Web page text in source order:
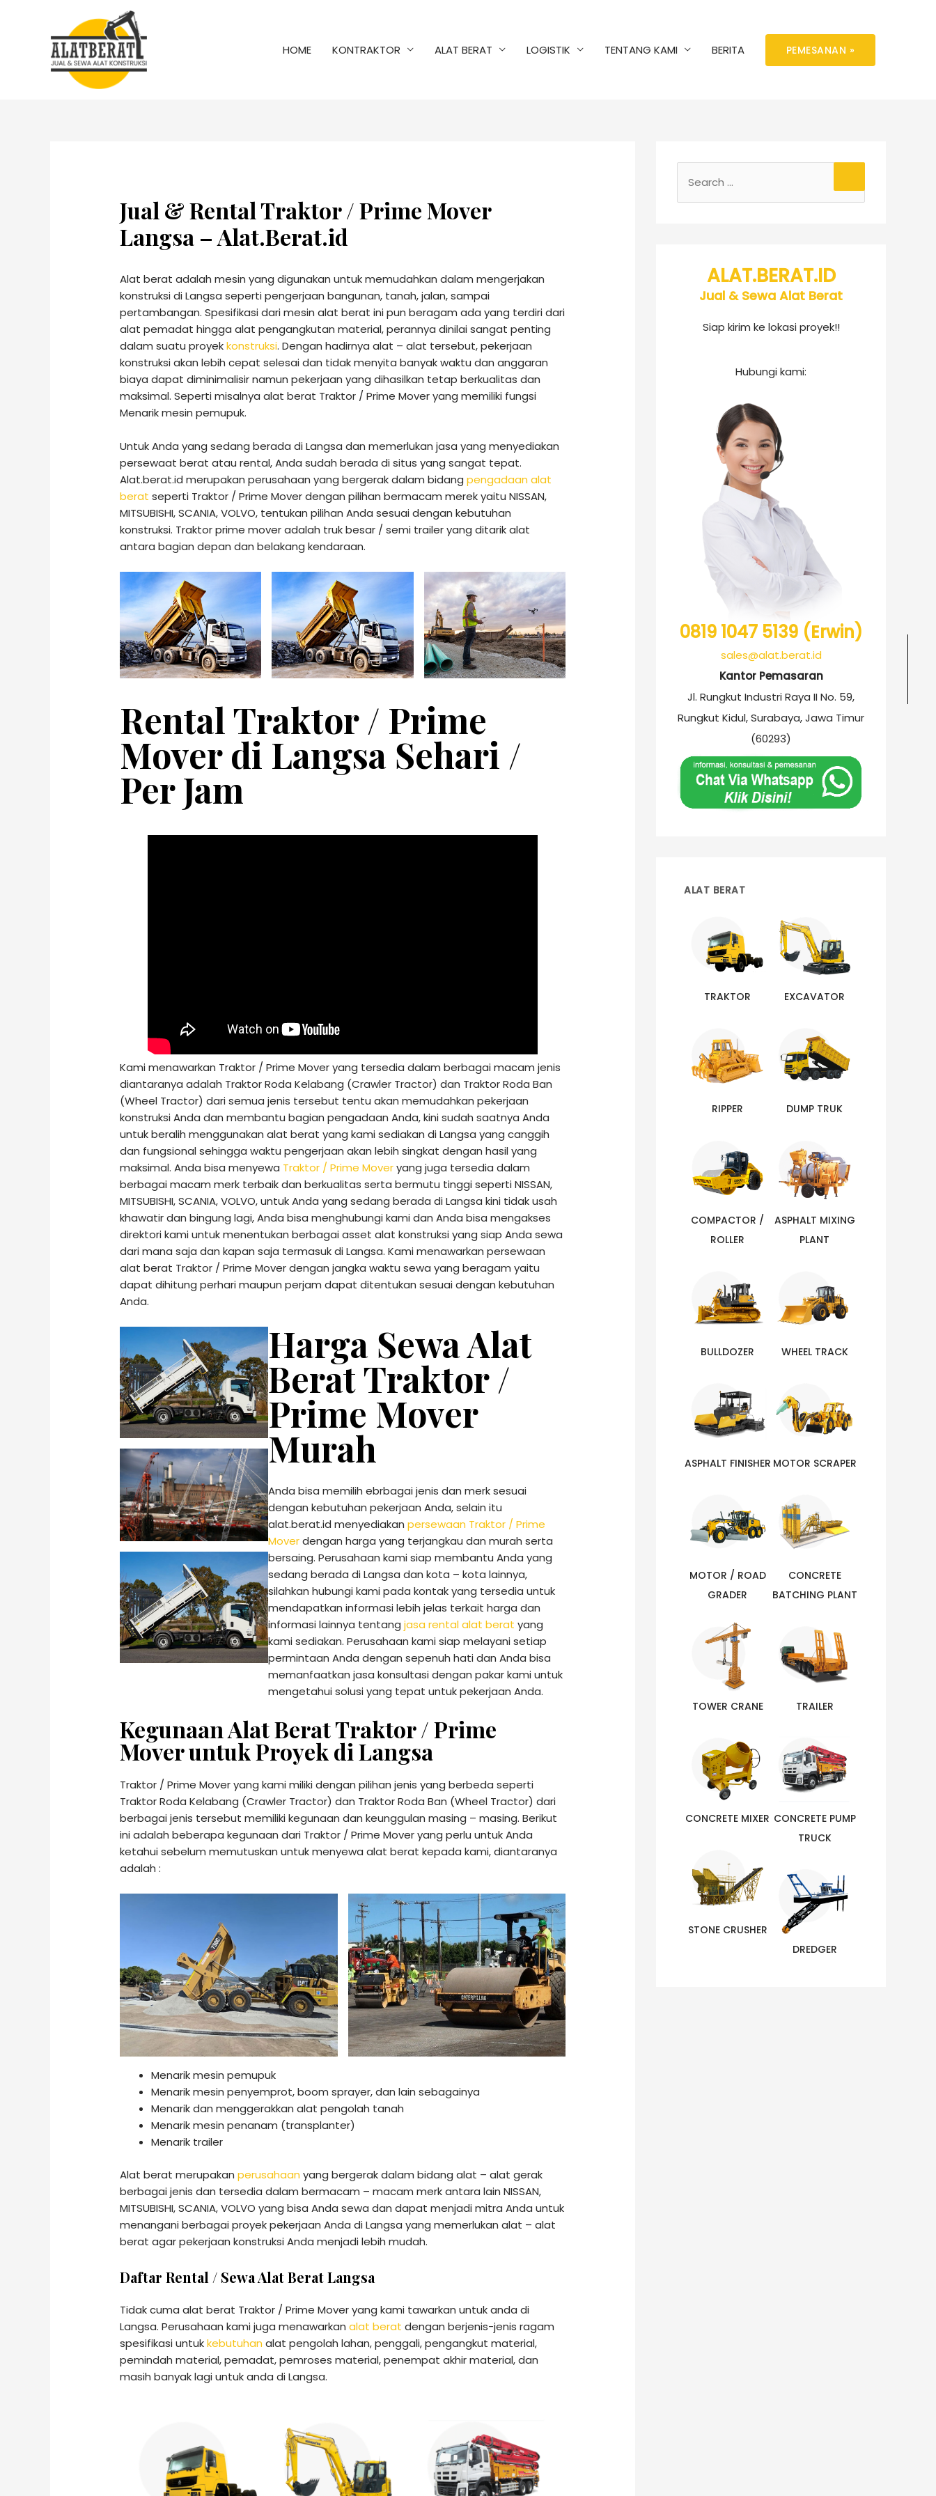
HOME KONTRAKTOR ALAT BERAT LOGISTIK TENTANG KAMI BERITA PEMESANAN »
Jual & Rental Traktor / Prime Mover
Langsa – Alat.Berat.id
Alat berat adalah mesin yang digunakan untuk memudahkan dalam mengerjakan
konstruksi di Langsa seperti pengerjaan bangunan, tanah, jalan, sampai
pertambangan. Spesifikasi dari mesin alat berat ini pun beragam ada yang terdiri dari
alat pemadat hingga alat pengangkutan material, perannya dinilai sangat penting
dalam suatu proyekkonstruksi. Dengan hadirnya alat – alat tersebut, pekerjaan
konstruksi akan lebih cepat selesai dan tidak menyita banyak waktu dan anggaran
biaya dapat diminimalisir namun pekerjaan yang dihasilkan tetap berkualitas dan
maksimal. Seperti misalnya alat berat Traktor / Prime Mover yang memiliki fungsi
Menarik mesin pemupuk.
Untuk Anda yang sedang berada di Langsa dan memerlukan jasa yang menyediakan
persewaat berat atau rental, Anda sudah berada di situs yang sangat tepat.
Alat.berat.id merupakan perusahaan yang bergerak dalam bidangpengadaan alat
berat seperti Traktor / Prime Mover dengan pilihan bermacam merek yaitu NISSAN,
MITSUBISHI, SCANIA, VOLVO, tentukan pilihan Anda sesuai dengan kebutuhan
konstruksi. Traktor prime mover adalah truk besar / semi trailer yang ditarik alat
antara bagian depan dan belakang kendaraan.
Rental Traktor / Prime
Mover di Langsa Sehari /
Per Jam
Kami menawarkan Traktor / Prime Mover yang tersedia dalam berbagai macam jenis
diantaranya adalah Traktor Roda Kelabang (Crawler Tractor) dan Traktor Roda Ban
(Wheel Tractor) dari semua jenis tersebut tentu akan memudahkan pekerjaan
konstruksi Anda dan membantu bagian pengadaan Anda, kini sudah saatnya Anda
untuk beralih menggunakan alat berat yang kami sediakan di Langsa yang canggih
dan fungsional sehingga waktu pengerjaan akan lebih singkat dengan hasil yang
maksimal. Anda bisa menyewa Traktor / Prime Moveryang juga tersedia dalam
berbagai macam merk terbaik dan berkualitas serta bermutu tinggi seperti NISSAN,
MITSUBISHI, SCANIA, VOLVO, untuk Anda yang sedang berada di Langsa kini tidak usah
khawatir dan bingung lagi, Anda bisa menghubungi kami dan Anda bisa mengakses
direktori kami untuk menentukan berbagai asset alat konstruksi yang siap Anda sewa
dari mana saja dan kapan saja termasuk di Langsa. Kami menawarkan persewaan
alat berat Traktor / Prime Mover dengan jangka waktu sewa yang beragam yaitu
dapat dihitung perhari maupun perjam dapat ditentukan sesuai dengan kebutuhan
Anda.
Harga Sewa Alat
Berat Traktor /
Prime Mover
Murah
Anda bisa memilih ebrbagai jenis dan merk sesuai
dengan kebutuhan pekerjaan Anda, selain itu
alat.berat.id menyediakanpersewaan Traktor / Prime
Moverdengan harga yang terjangkau dan murah serta
bersaing. Perusahaan kami siap membantu Anda yang
sedang berada di Langsa dan kota – kota lainnya,
silahkan hubungi kami pada kontak yang tersedia untuk
mendapatkan informasi lebih jelas terkait harga dan
informasi lainnya tentangjasa rental alat berat yang
kami sediakan. Perusahaan kami siap melayani setiap
permintaan Anda dengan sepenuh hati dan Anda bisa
memanfaatkan jasa konsultasi dengan pakar kami untuk
mengetahui solusi yang tepat untuk pekerjaan Anda.
Kegunaan Alat Berat Traktor / Prime
Mover untuk Proyek di Langsa
Traktor / Prime Mover yang kami miliki dengan pilihan jenis yang berbeda seperti
Traktor Roda Kelabang (Crawler Tractor) dan Traktor Roda Ban (Wheel Tractor) dari
berbagai jenis tersebut memiliki kegunaan dan keunggulan masing – masing. Berikut
ini adalah beberapa kegunaan dari Traktor / Prime Mover yang perlu untuk Anda
ketahui sebelum memutuskan untuk menyewa alat berat kepada kami, diantaranya
adalah :
Menarik mesin pemupuk
Menarik mesin penyemprot, boom sprayer, dan lain sebagainya
Menarik dan menggerakkan alat pengolah tanah
Menarik mesin penanam (transplanter)
Menarik trailer
Alat berat merupakanperusahaan yang bergerak dalam bidang alat – alat gerak
berbagai jenis dan tersedia dalam bermacam – macam merk antara lain NISSAN,
MITSUBISHI, SCANIA, VOLVO yang bisa Anda sewa dan dapat menjadi mitra Anda untuk
menangani berbagai proyek pekerjaan Anda di Langsa yang memerlukan alat – alat
berat agar pekerjaan konstruksi Anda menjadi lebih mudah.
Daftar Rental / Sewa Alat Berat Langsa
Tidak cuma alat berat Traktor / Prime Mover yang kami tawarkan untuk anda di
Langsa. Perusahaan kami juga menawarkanalat berat dengan berjenis-jenis ragam
spesifikasi untukkebutuhan alat pengolah lahan, penggali, pengangkut material,
pemindah material, pemadat, pemroses material, penempat akhir material, dan
masih banyak lagi untuk anda di Langsa.
ALAT.BERAT.ID
Jual & Sewa Alat Berat
Siap kirim ke lokasi proyek!!
Hubungi kami:
0819 1047 5139 (Erwin)
sales@alat.berat.id
Kantor Pemasaran
Jl. Rungkut Industri Raya II No. 59,
Rungkut Kidul, Surabaya, Jawa Timur
(60293)
ALAT BERAT
TRAKTOR
RIPPER
COMPACTOR /
ROLLER
BULLDOZER
ASPHALT FINISHER
MOTOR / ROAD
GRADER
TOWER CRANE
CONCRETE MIXER
STONE CRUSHER
EXCAVATOR
DUMP TRUK
ASPHALT MIXING
PLANT
WHEEL TRACK
MOTOR SCRAPER
CONCRETE
BATCHING PLANT
TRAILER
CONCRETE PUMP
TRUCK
DREDGER